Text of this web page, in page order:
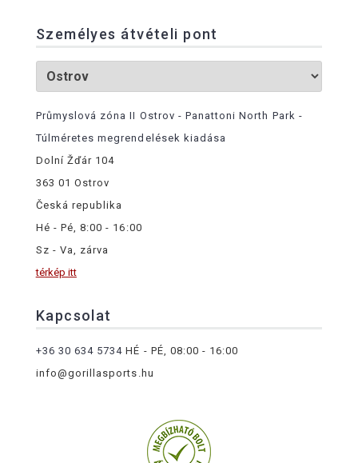
Személyes átvételi pont
Průmyslová zóna II Ostrov - Panattoni North Park -
Túlméretes megrendelések kiadása
Dolní Žďár 104
363 01 Ostrov
Česká republika
Hé - Pé, 8:00 - 16:00
Sz - Va, zárva
térkép itt
Kapcsolat
+36 30 634 5734 HÉ - PÉ, 08:00 - 16:00
info@gorillasports.hu